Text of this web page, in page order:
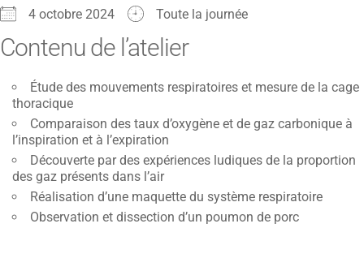
4 octobre 2024 Toute la journée
Contenu de l’atelier
Étude des mouvements respiratoires et mesure de la cage
thoracique
Comparaison des taux d’oxygène et de gaz carbonique à
l’inspiration et à l’expiration
Découverte par des expériences ludiques de la proportion
des gaz présents dans l’air
Réalisation d’une maquette du système respiratoire
Observation et dissection d’un poumon de porc